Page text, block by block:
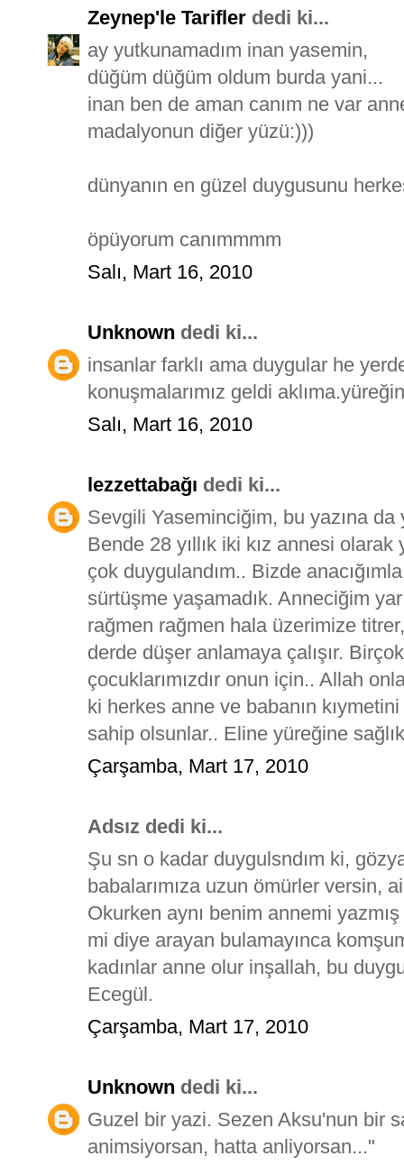
Zeynep'le Tarifler dedi ki...
ay yutkunamadım inan yasemin,
düğüm düğüm oldum burda yani...
inan ben de aman canım ne var
madalyonun diğer yüzü:)))
dünyanın en güzel duygusunu
öpüyorum canımmmm
Salı, Mart 16, 2010
Unknown dedi ki...
insanlar farklı ama duygular he
konuşmalarımız geldi
Salı, Mart 16, 2010
lezzettabağı dedi ki...
Sevgili Yaseminciğim, bu yazına
Bende 28 yıllık iki kız annesi
çok duygulandım.. Bizde
sürtüşme yaşamadık. Anneciğim
rağmen rağmen hala üzerimize
derde düşer anlamaya çalışır.
çocuklarımızdır onun için.. Allah
ki herkes anne ve babanın
sahip olsunlar.. Eline yüreğine
Çarşamba, Mart 17, 2010
Adsız dedi ki...
Şu sn o kadar duygulsndım ki,
babalarımıza uzun ömürler versin,
Okurken aynı benim annemi
mi diye arayan bulamayınca
kadınlar anne olur inşallah, bu
Ecegül.
Çarşamba, Mart 17, 2010
Unknown dedi ki...
Guzel bir yazi. Sezen Aksu'nun bir
animsiyorsan, hatta anliyorsan..."